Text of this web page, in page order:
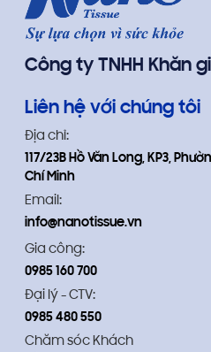
Công ty TNHH Khăn
Liên hệ với chúng tôi
Địa chỉ:
117/23B Hồ Văn Long, KP3,
Chí Minh
Email:
info@nanotissue.vn
Gia công:
0985 160 700
Đại lý - CTV:
0985 480 550
Chăm sóc Khách